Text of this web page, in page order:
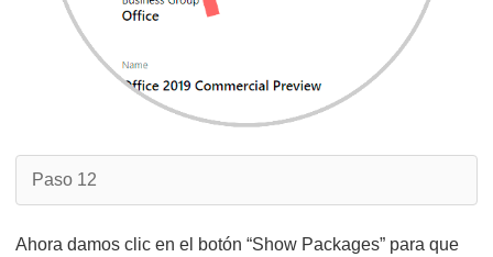
Paso 12
Ahora damos clic en el botón “Show Packages” para que